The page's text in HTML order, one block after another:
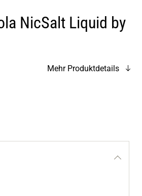
NicSalt Liquid by
Mehr Produktdetails